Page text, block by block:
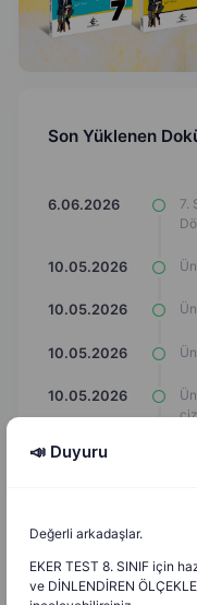
Son Yüklenen
6.06.2026
7.
10.05.2026
10.05.2026
10.05.2026
10.05.2026
10.05.2026
10.05.2026
📣 Duyuru
Değerli arkadaşlar.
EKER TEST 8. SINIF için
ve DİNLENDİREN